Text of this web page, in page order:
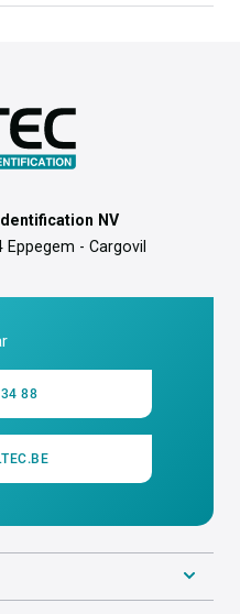
NV
Eppegem - Cargovil
88